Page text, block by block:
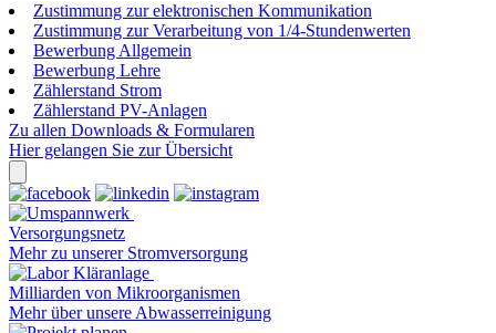
Zustimmung zur elektronischen Kommunikation
Zustimmung zur Verarbeitung von 1/4-Stundenwerten
Bewerbung Allgemein
Bewerbung Lehre
Zählerstand Strom
Zählerstand PV-Anlagen
Zu allen Downloads & Formularen
Hier gelangen Sie zur Übersicht
Versorgungsnetz
Mehr zu unserer Stromversorgung
Milliarden von Mikroorganismen
Mehr über unsere Abwasserreinigung